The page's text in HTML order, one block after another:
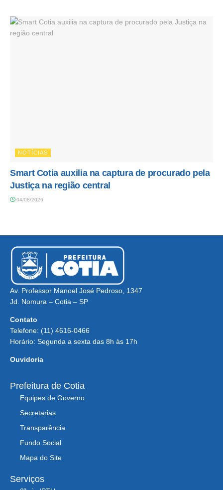
NOTÍCIAS
Smart Cotia auxilia na captura de procurado pela
Justiça na região central
04/08/2026
Av. Professor Manoel José Pedroso, 1347
Jd. Nomura – Cotia – SP
Contato
Telefone: (11) 4616-0466
Horário: Segunda a sexta das 8h às 17h
Ouvidoria
Prefeitura de Cotia
Equipes de Governo
Secretarias
Transparência
Fundo Social
Mapa do Site
Serviços